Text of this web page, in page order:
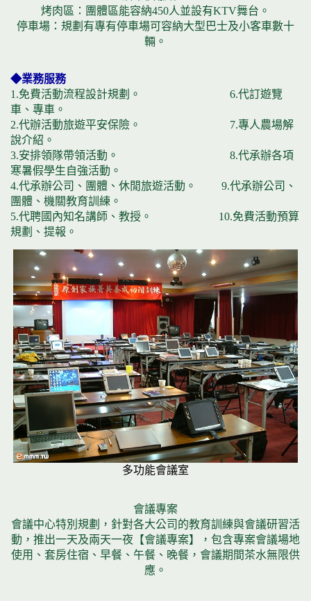
烤肉區：團體區能容納450人並設有KTV舞台。
停車場：規劃有專有停車場可容納大型巴士及小客車數十
輛。
◆業務服務
1.免費活動流程設計規劃。 6.代訂遊覽
車、專車。
2.代辦活動旅遊平安保險。 7.專人農場解
說介紹。
3.安排領隊帶領活動。 8.代承辦各項
寒暑假學生自強活動。
4.代承辦公司、團體、休閒旅遊活動。 9.代承辦公司、
團體、機關教育訓練。
5.代聘國內知名講師、教授。 10.免費活動預算
規劃、提報。
多功能會議室
會議專案
會議中心特別規劃，針對各大公司的教育訓練與會議研習活
動，推出一天及兩天一夜【會議專案】，包含專案會議場地
使用、套房住宿、早餐、午餐、晚餐，會議期間茶水無限供
應。